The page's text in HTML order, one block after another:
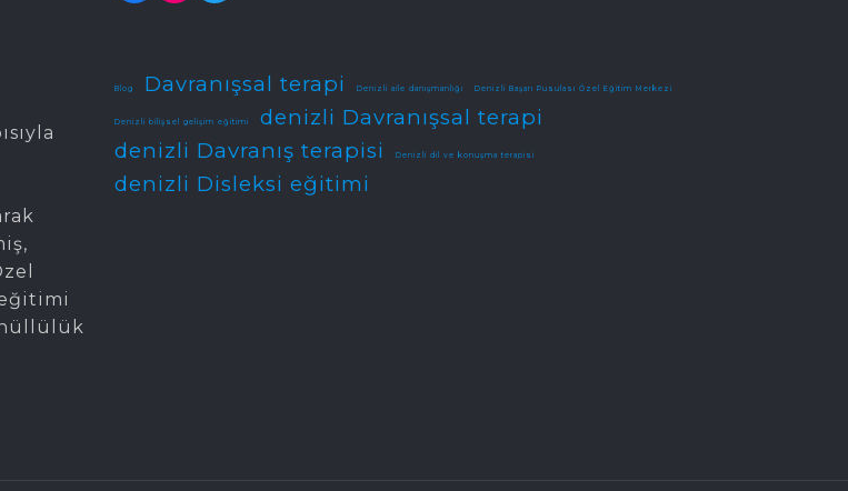
Blog Davranışsal terapi Denizli aile danışmanlığı Denizli Başarı Pusulası Özel Eğitim Merkezi
Denizli bilişsel gelişim eğitimi
denizli Davranışsal terapi
denizli Davranış terapisi
Denizli dil ve konuşma terapisi
denizli Disleksi eğitimi